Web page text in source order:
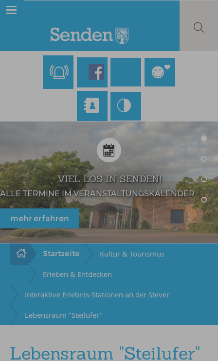
VIEL LOS IN SENDEN!
ALLE TERMINE IM VERANSTALTUNGSKALENDER
mehr erfahren
Startseite Kultur & Tourismus
Erleben & Entdecken
Interaktive Erlebnis-Stationen an der Stever
Lebensraum "Steilufer"
Lebensraum "Steilufer"